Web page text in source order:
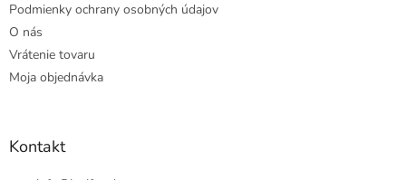
Podmienky ochrany osobných údajov
O nás
Vrátenie tovaru
Moja objednávka
Kontakt